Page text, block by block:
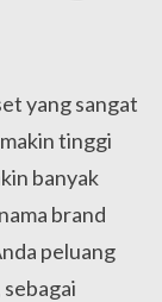
yang sangat
tinggi
banyak
brand
peluang